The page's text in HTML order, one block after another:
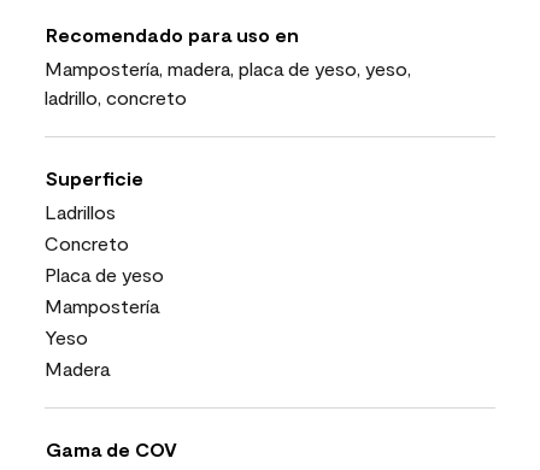
Recomendado para uso en
Mampostería, madera, placa de yeso, yeso,
ladrillo, concreto
Superficie
Ladrillos
Concreto
Placa de yeso
Mampostería
Yeso
Madera
Gama de COV